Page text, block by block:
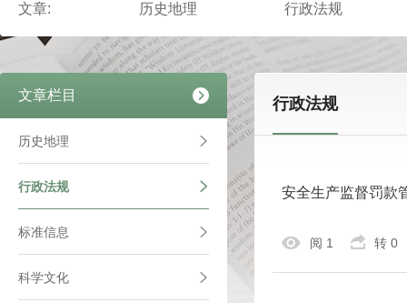
文章: 历史地理 行政法规
文章栏目
历史地理
行政法规
标准信息
科学文化
行政法规
安全生产监督罚款
阅 1 转 0